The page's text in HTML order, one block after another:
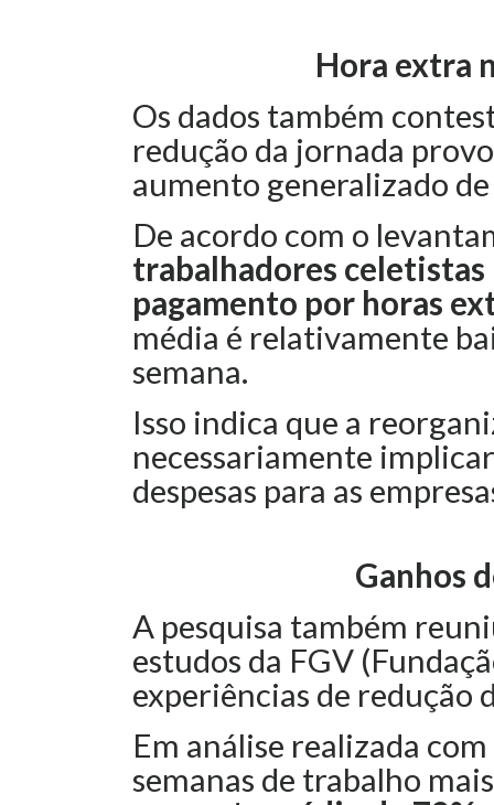
Hora extra
Os dados também
redução da jornada
aumento generalizado
De acordo com o
trabalhadores
pagamento por horas
média é relativamente
semana.
Isso indica que a
necessariamente
despesas para as
Ganhos
A pesquisa também
estudos da FGV
experiências de redução
Em análise realizada
semanas de trabalho